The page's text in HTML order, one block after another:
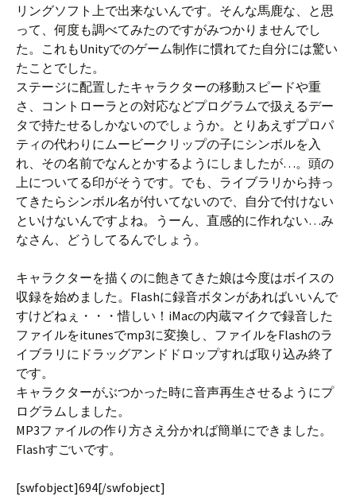
リングソフト上で出来ないんです。そんな馬鹿な、と思
って、何度も調べてみたのですがみつかりませんでし
た。これもUnityでのゲーム制作に慣れてた自分には驚い
たことでした。
ステージに配置したキャラクターの移動スピードや重
さ、コントローラとの対応などプログラムで扱えるデー
タで持たせるしかないのでしょうか。とりあえずプロパ
ティの代わりにムービークリップの子にシンボルを入
れ、その名前でなんとかするようにしましたが…。頭の
上についてる印がそうです。でも、ライブラリから持っ
てきたらシンボル名が付いてないので、自分で付けない
といけないんですよね。うーん、直感的に作れない…み
なさん、どうしてるんでしょう。
キャラクターを描くのに飽きてきた娘は今度はボイスの
収録を始めました。Flashに録音ボタンがあればいいんで
すけどねぇ・・・惜しい！iMacの内蔵マイクで録音した
ファイルをitunesでmp3に変換し、ファイルをFlashのラ
イブラリにドラッグアンドドロップすれば取り込み終了
です。
キャラクターがぶつかった時に音声再生させるようにプ
ログラムしました。
MP3ファイルの作り方さえ分かれば簡単にできました。
Flashすごいです。
[swfobject]694[/swfobject]